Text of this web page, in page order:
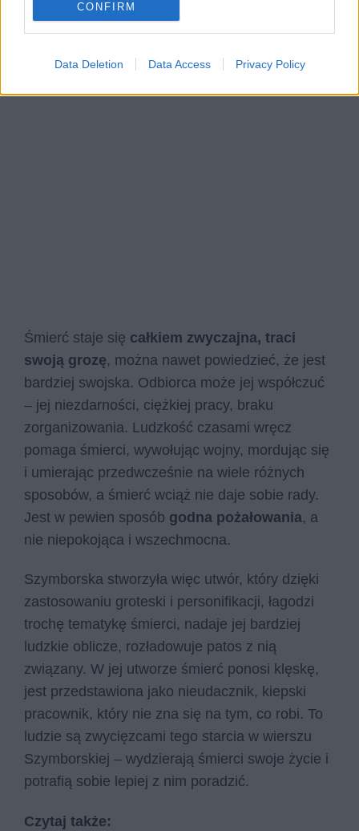
CONFIRM
Data Deletion Data Access Privacy Policy
Śmierć staje się całkiem zwyczajna, traci
swoją grozę, można nawet powiedzieć, że jest
bardziej swojska. Odbiorca może jej współczuć
– jej niezdarności, ciężkiej pracy, braku
zorganizowania. Ludzkość czasami wręcz
pomaga śmierci, wywołując wojny, mordując się
i umierając przedwcześnie na wiele różnych
sposobów, a śmierć wciąż nie daje sobie rady.
Jest w pewien sposób godna pożałowania, a
nie niepokojąca i wszechmocna.
Szymborska stworzyła więc utwór, który dzięki
zastosowaniu groteski i personifikacji, łagodzi
trochę tematykę śmierci, nadaje jej bardziej
ludzkie oblicze, rozładowuje patos z nią
związany. W jej utworze śmierć ponosi klęskę,
jest przedstawiona jako nieudacznik, kiepski
pracownik, który nie zna się na tym, co robi. To
ludzie są zwycięzcami tego starcia w wierszu
Szymborskiej – wydzierają śmierci swoje życie i
potrafią sobie lepiej z nim poradzić.
Czytaj także: